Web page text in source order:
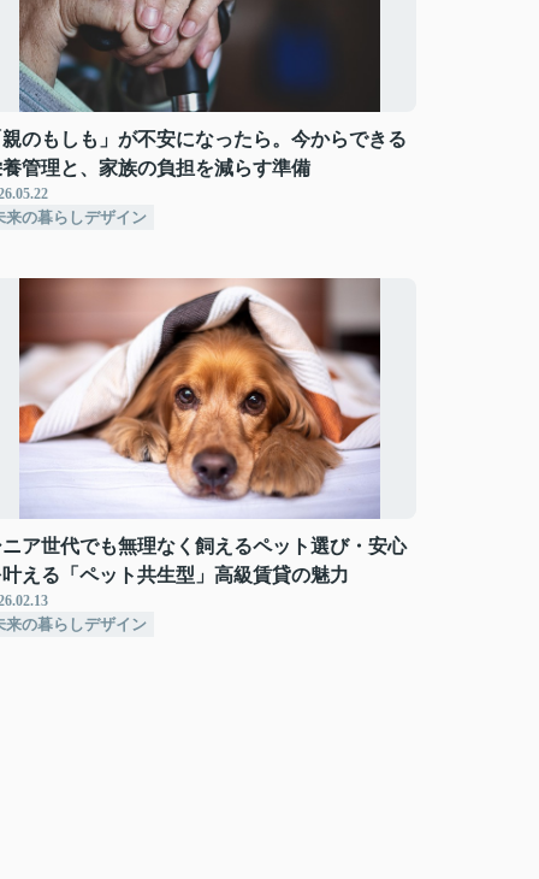
のもしも」が不安になったら。今からできる
管理と、家族の負担を減らす準備
来の暮らしデザイン
ア世代でも無理なく飼えるペット選び・安心
える「ペット共生型」高級賃貸の魅力
来の暮らしデザイン